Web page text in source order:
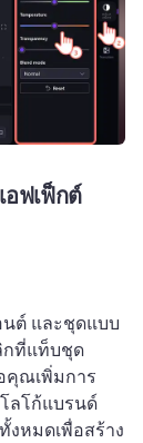
อฟเฟ็กต์
นต์ และชุดแบบ
ที่แท็บชุด
คุณเพิ่มการ
ลโก้แบรนด์
หมดเพื่อสร้าง